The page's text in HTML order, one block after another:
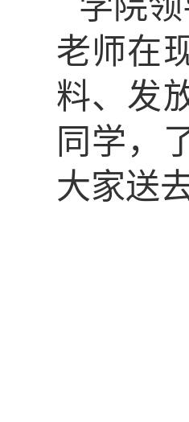
老师在
料、发
同学，
大家送